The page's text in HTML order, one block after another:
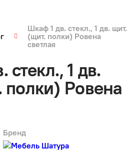
Шкаф 1 дв. стекл., 1 дв. щит.
(щит. полки) Ровена
светлая
1 дв.
полки) Ровена
Бренд